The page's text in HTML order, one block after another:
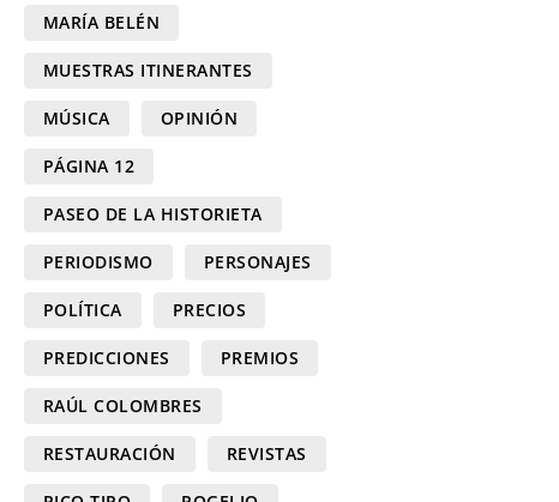
MARÍA BELÉN
MUESTRAS ITINERANTES
MÚSICA OPINIÓN
PÁGINA 12
PASEO DE LA HISTORIETA
PERIODISMO PERSONAJES
POLÍTICA PRECIOS
PREDICCIONES PREMIOS
RAÚL COLOMBRES
RESTAURACIÓN REVISTAS